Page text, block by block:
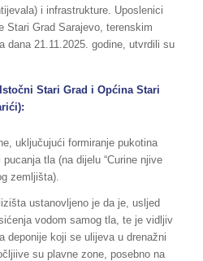
i infrastrukture. Uposlenici
Stari Grad Sarajevo, terenskim
dana 21.11.2025. godine, utvrdili su
Stari Grad i Općina Stari
uključujući formiranje pukotina
tla (na dijelu “Curine njive
zemljišta).
ustanovljeno je da je, usljed
vodom samog tla, te je vidljiv
deponije koji se ulijeva u drenažni
su plavne zone, posebno na